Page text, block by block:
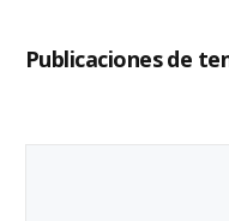
Publicaciones de